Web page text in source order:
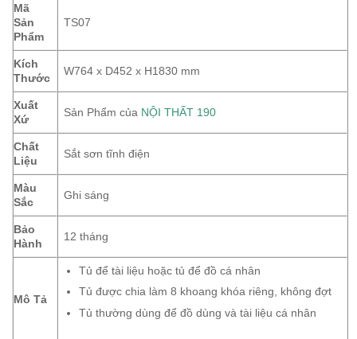
Mã
Sản
Phẩm
TS07
Kích
Thước
W764 x D452 x H1830 mm
Xuất
Xứ
Sản Phẩm của NỘI THẤT 190
Chất
Liệu
Sắt sơn tĩnh điện
Màu
Sắc
Ghi sáng
Bảo
Hành
12 tháng
Mô Tả
Tủ để tài liệu hoặc tủ để đồ cá nhân
Tủ được chia làm 8 khoang khóa riêng, không đợt
Tủ thường dùng để đồ dùng và tài liệu cá nhân